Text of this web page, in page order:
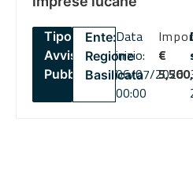
Tipo:
Avviso
Pubblico
Ente:
Regione
Basilicata
Data
inizio:
06/07/2026
00:00
€